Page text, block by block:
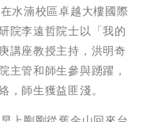
水湳校區卓越大樓國際
院李遠哲院士以「我的
講座教授主持，洪明奇
主管和師生參與踴躍，
，師生獲益匪淺。